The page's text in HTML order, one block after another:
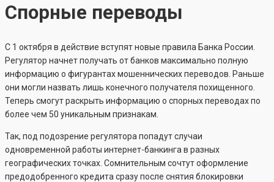
Спорные переводы
С 1 октября в действие вступят новые правила Банка России.
Регулятор начнет получать от банков максимально полную
информацию о фигурантах мошеннических переводов. Раньше
они могли назвать лишь конечного получателя похищенного.
Теперь смогут раскрыть информацию о спорных переводах по
более чем 50 уникальным признакам.
Так, под подозрение регулятора попадут случаи
одновременной работы интернет-банкинга в разных
географических точках. Сомнительным сочтут оформление
предодобренного кредита сразу после снятия блокировки